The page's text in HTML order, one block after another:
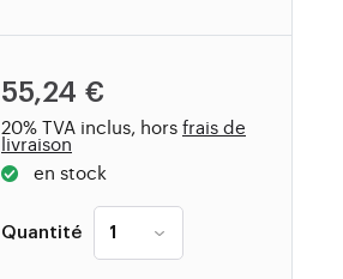
55,24 €
20% TVA inclus, horsfrais de
livraison
en stock
Quantité